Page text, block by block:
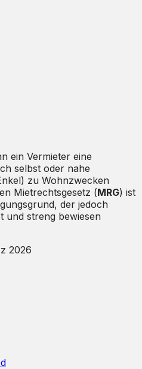
ein Vermieter eine
selbst oder nahe
zu Wohnzwecken
Mietrechtsgesetz (MRG) ist
der jedoch
und streng bewiesen
2026